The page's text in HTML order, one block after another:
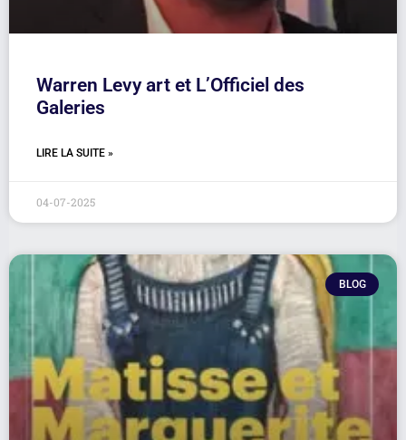
Warren Levy art et L’Officiel des
Galeries
LIRE LA SUITE »
04-07-2025
BLOG